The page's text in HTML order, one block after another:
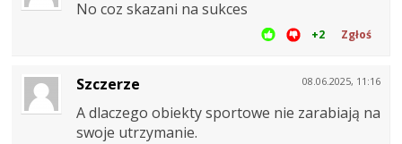
No coz skazani na sukces
+2 Zgłoś
08.06.2025, 11:16
Szczerze
A dlaczego obiekty sportowe nie zarabiają na
swoje utrzymanie.